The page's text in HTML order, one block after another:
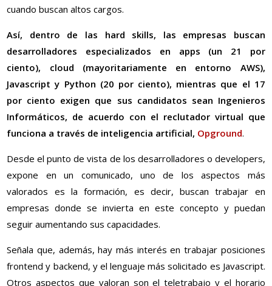
cuando buscan altos cargos.
Así, dentro de las hard skills, las empresas buscan
desarrolladores especializados en apps (un 21 por
ciento), cloud (mayoritariamente en entorno AWS),
Javascript y Python (20 por ciento), mientras que el 17
por ciento exigen que sus candidatos sean Ingenieros
Informáticos, de acuerdo con el reclutador virtual que
funciona a través de inteligencia artificial, Opground.
Desde el punto de vista de los desarrolladores o developers,
expone en un comunicado, uno de los aspectos más
valorados es la formación, es decir, buscan trabajar en
empresas donde se invierta en este concepto y puedan
seguir aumentando sus capacidades.
Señala que, además, hay más interés en trabajar posiciones
frontend y backend, y el lenguaje más solicitado es Javascript.
Otros aspectos que valoran son el teletrabajo y el horario